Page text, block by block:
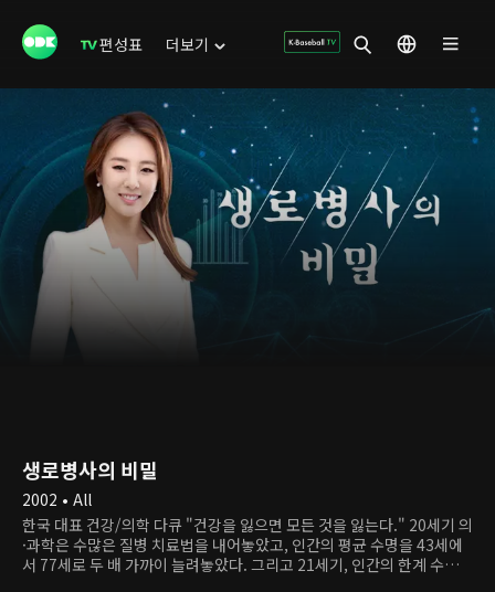
편성표 더보기
생로병사의 비밀
2002 • All
한국 대표 건강/의학 다큐 "건강을 잃으면 모든 것을 잃는다." 20세기 의
·과학은 수많은 질병 치료법을 내어놓았고, 인간의 평균 수명을 43세에
서 77세로 두 배 가까이 늘려놓았다. 그리고 21세기, 인간의 한계 수명은